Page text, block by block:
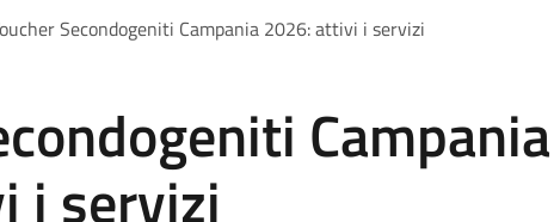
Secondogeniti Campania 2026: attivi i servizi
Campania
i servizi